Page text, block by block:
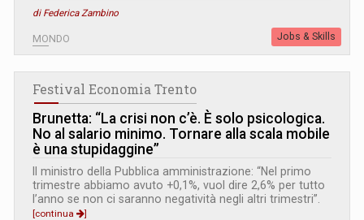
di Federica Zambino
MONDO Jobs & Skills
Festival Economia Trento
Brunetta: “La crisi non c’è. È solo psicologica.
No al salario minimo. Tornare alla scala mobile
è una stupidaggine”
Il ministro della Pubblica amministrazione: “Nel primo
trimestre abbiamo avuto +0,1%, vuol dire 2,6% per tutto
l’anno se non ci saranno negatività negli altri trimestri”.
[continua
]